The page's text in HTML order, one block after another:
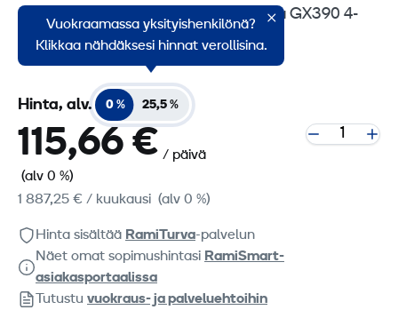
pikaliitäntä laikan suojuksessa. Honda GX390 4-
tahtimoottori.
Vuokraamassa yksityishenkilönä?
Klikkaa nähdäksesi hinnat verollisina.
Hinta, alv. 0 % 25,5 %
115,66 € / päivä
(alv 0 %)
1 887,25 € / kuukausi (alv 0 %)
Hinta sisältää RamiTurva-palvelun
Näet omat sopimushintasi RamiSmart-
asiakasportaalissa
Tutustu vuokraus- ja palveluehtoihin